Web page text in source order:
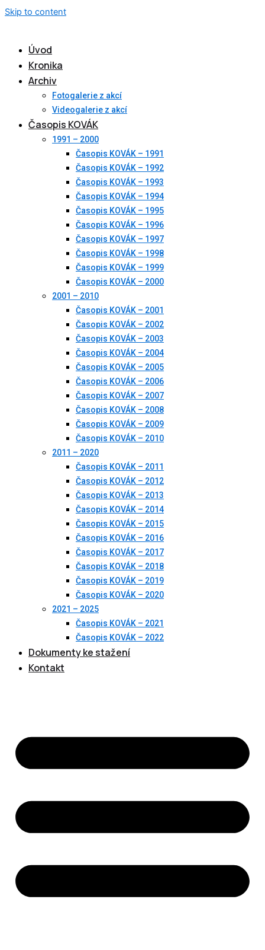
Skip to content
Úvod
Kronika
Archiv
Fotogalerie z akcí
Videogalerie z akcí
Časopis KOVÁK
1991 – 2000
Časopis KOVÁK – 1991
Časopis KOVÁK – 1992
Časopis KOVÁK – 1993
Časopis KOVÁK – 1994
Časopis KOVÁK – 1995
Časopis KOVÁK – 1996
Časopis KOVÁK – 1997
Časopis KOVÁK – 1998
Časopis KOVÁK – 1999
Časopis KOVÁK – 2000
2001 – 2010
Časopis KOVÁK – 2001
Časopis KOVÁK – 2002
Časopis KOVÁK – 2003
Časopis KOVÁK – 2004
Časopis KOVÁK – 2005
Časopis KOVÁK – 2006
Časopis KOVÁK – 2007
Časopis KOVÁK – 2008
Časopis KOVÁK – 2009
Časopis KOVÁK – 2010
2011 – 2020
Časopis KOVÁK – 2011
Časopis KOVÁK – 2012
Časopis KOVÁK – 2013
Časopis KOVÁK – 2014
Časopis KOVÁK – 2015
Časopis KOVÁK – 2016
Časopis KOVÁK – 2017
Časopis KOVÁK – 2018
Časopis KOVÁK – 2019
Časopis KOVÁK – 2020
2021 – 2025
Časopis KOVÁK – 2021
Časopis KOVÁK – 2022
Dokumenty ke stažení
Kontakt